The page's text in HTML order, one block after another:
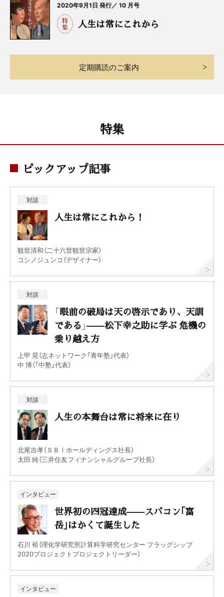
2020年9月1日 発行／ 10 月号
人生は常にこれから
定期購読のご案内
特集
ピックアップ記事
対談
人生は常にこれから！
観世清和（二十六世観世宗家）
コシノジュンコ（デザイナー）
対談
「眼前の破局は天の啓示であり、天訓
である」——松下幸之助に学ぶ 危機の
乗り越え方
上甲 晃（志ネットワーク「青年塾」代表）
中 博（「中塾」代表）
対談
人生の本舞台は常に将来に在り
北尾吉孝（ＳＢＩホールディングス社長）
太田 純（三井住友フィナンシャルグループ社長）
インタビュー
世界初の四冠達成——スパコン｢富
岳｣はかくて誕生した
石川 裕（理化学研究所計算科学研究センター フラッグシップ
2020プロジェクトプロジェクトリーダー）
インタビュー